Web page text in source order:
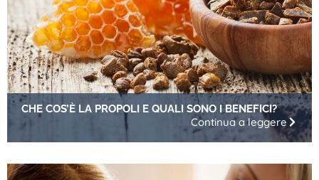
CHE COS’È LA PROPOLI E QUALI SONO I BENEFICI?
Continua a leggere